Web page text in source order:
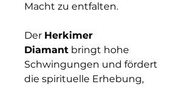
Macht zu entfalten.
Der Herkimer
Diamant bringt hohe
Schwingungen und fördert
die spirituelle Erhebung,